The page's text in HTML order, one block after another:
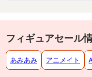
フィギュアセール
あみあみ アニメイト